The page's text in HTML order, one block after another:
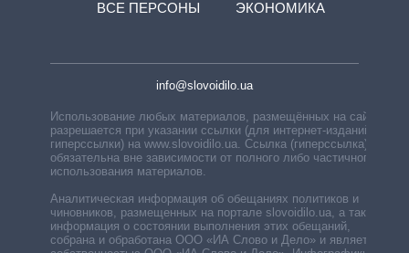
ВСЕ ПЕРСОНЫ
ЭКОНОМИКА
info@slovoidilo.ua
Использование любых материалов, размещённых на сайте,
разрешается при указании ссылки (для интернет-изданий —
гиперссылки) на www.slovoidilo.ua. Ссылка (гиперссылка)
обязательна вне зависимости от полного либо частичного
использования материалов.
Аналитическая информация об обещаниях политиков и
чиновников, размещенных на портале slovoidilo.ua, а также
информация о состоянии выполнения этих обещаний,
собрана и обработана ООО «ИА Слово и Дело» и является